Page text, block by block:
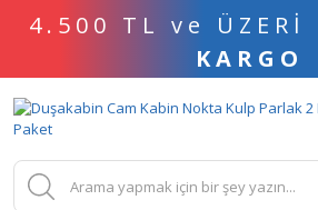
4.500 TL ve ÜZERİ
KARGO